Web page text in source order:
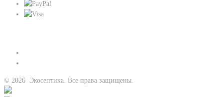
© 2026 Экосептика. Все права защищены.